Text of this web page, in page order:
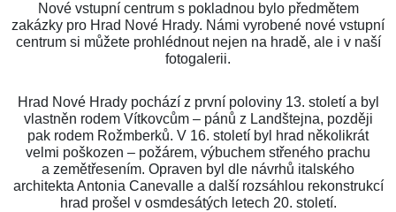
Nové vstupní centrum s pokladnou bylo předmětem
zakázky pro Hrad Nové Hrady. Námi vyrobené nové vstupní
centrum si můžete prohlédnout nejen na hradě, ale i v naší
fotogalerii.
Hrad Nové Hrady pochází z první poloviny 13. století a byl
vlastněn rodem Vítkovcům – pánů z Landštejna, později
pak rodem Rožmberků. V 16. století byl hrad několikrát
velmi poškozen – požárem, výbuchem střeného prachu
a zemětřesením. Opraven byl dle návrhů italského
architekta Antonia Canevalle a další rozsáhlou rekonstrukcí
hrad prošel v osmdesátých letech 20. století.